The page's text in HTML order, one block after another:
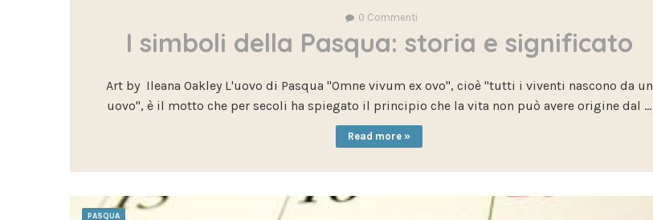
0 Commenti
I simboli della Pasqua: storia e significato
Art by Ileana Oakley L'uovo di Pasqua "Omne vivum ex ovo", cioè "tutti i viventi nascono da un
uovo", è il motto che per secoli ha spiegato il principio che la vita non può avere origine dal …
Read more »
PASQUA